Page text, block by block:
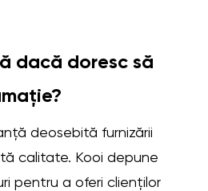
dacă doresc să
deosebită furnizării
calitate. Kooi depune
pentru a oferi clienților